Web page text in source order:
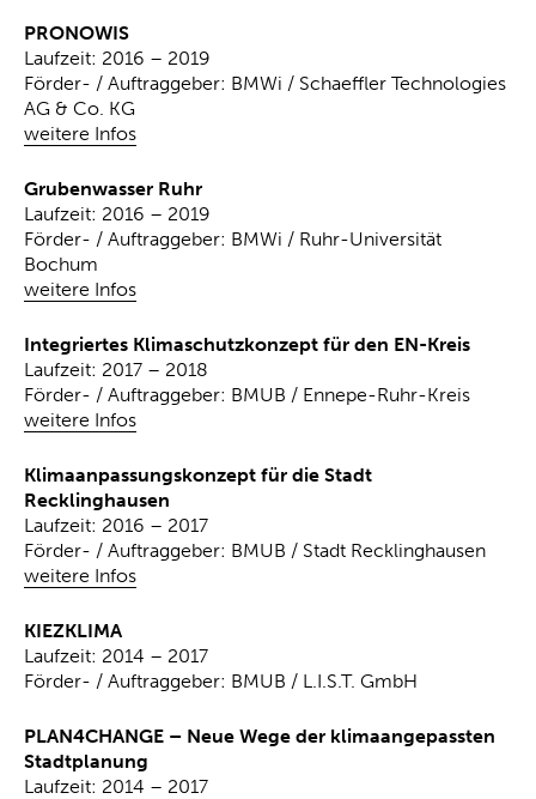
PRONOWIS
weitere Infos
Laufzeit: 2016 – 2019
Förder- / Auftraggeber: BMWi / Schaeffler Technologies
AG & Co. KG
Grubenwasser Ruhr
weitere Infos
Laufzeit: 2016 – 2019
Förder- / Auftraggeber: BMWi / Ruhr-Universität
Bochum
Integriertes Klimaschutzkonzept für den EN-Kreis
weitere Infos
Laufzeit: 2017 – 2018
Förder- / Auftraggeber: BMUB / Ennepe-Ruhr-Kreis
Klimaanpassungskonzept für die Stadt
Recklinghausen
weitere Infos
Laufzeit: 2016 – 2017
Förder- / Auftraggeber: BMUB / Stadt Recklinghausen
KIEZKLIMA
Laufzeit: 2014 – 2017
Förder- / Auftraggeber: BMUB / L.I.S.T. GmbH
PLAN4CHANGE – Neue Wege der klimaangepassten
Stadtplanung
Laufzeit: 2014 – 2017